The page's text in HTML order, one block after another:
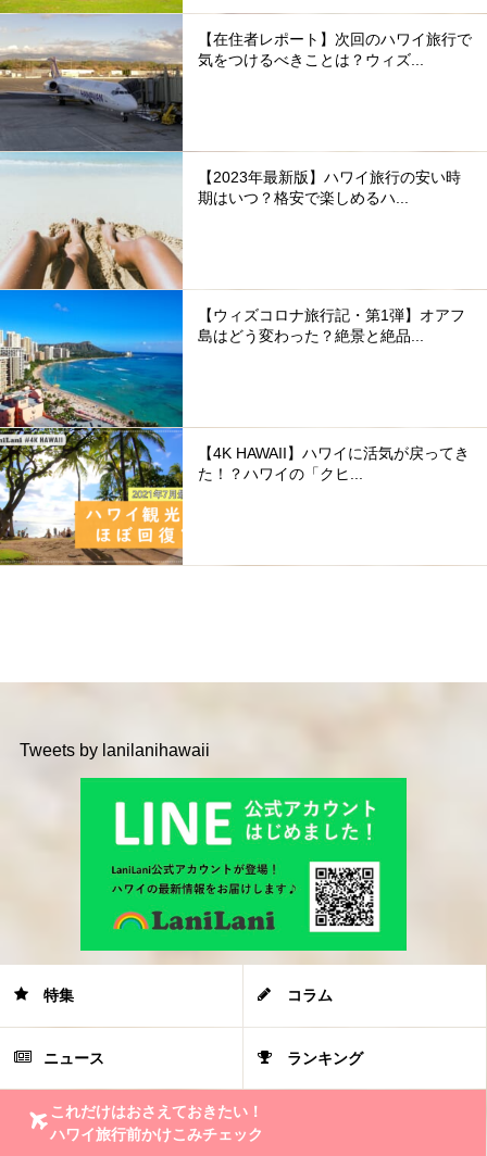
【在住者レポート】次回のハワイ旅行で
気をつけるべきことは？ウィズ...
【2023年最新版】ハワイ旅行の安い時
期はいつ？格安で楽しめるハ...
【ウィズコロナ旅行記・第1弾】オアフ
島はどう変わった？絶景と絶品...
【4K HAWAII】ハワイに活気が戻ってき
た！？ハワイの「クヒ...
Tweets by lanilanihawaii
特集 コラム
ニュース ランキング
これだけはおさえておきたい！
ハワイ旅行前かけこみチェック